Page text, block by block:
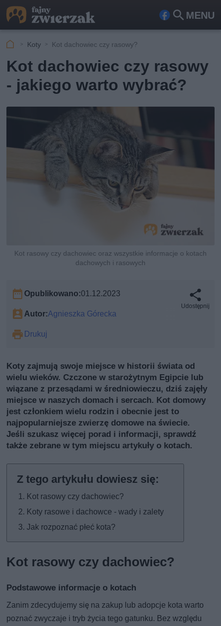
MENU
Fa Szu
Koty Kot dachowiec czy rasowy?
Kot dachowiec czy rasowy
- jakiego warto wybrać?
Kot rasowy czy dachowiec oraz wszystkie informacje o kotach
dachowych i rasowych
Opublikowano:01.12.2023
Autor:Agnieszka Górecka
Drukuj
Udostępnij
Koty zajmują swoje miejsce w historii świata od
wielu wieków. Czczone w starożytnym Egipcie lub
wiązane z przesądami w średniowieczu, dziś zajęły
miejsce w naszych domach i sercach. Kot domowy
jest członkiem wielu rodzin i obecnie jest to
najpopularniejsze zwierzę domowe na świecie.
Jeśli szukasz więcej porad i informacji, sprawdź
także zebrane w tym miejscu artykuły o kotach.
Kot rasowy czy dachowiec?
Koty rasowe i dachowce - wady i zalety
Jak rozpoznać płeć kota?
Kot rasowy czy dachowiec?
Podstawowe informacje o kotach
Zanim zdecydujemy się na zakup lub adopcje kota warto
poznać zwyczaje i tryb życia tego gatunku. Bez względu